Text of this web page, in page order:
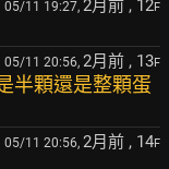
05/11 19:27, 2月前 , 12F
05/11 20:56, 2月前 , 13F
半顆還是整顆蛋
05/11 20:56, 2月前 , 14F